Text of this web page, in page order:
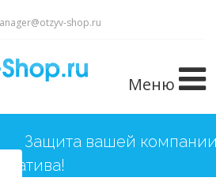
shop.ru
Меню